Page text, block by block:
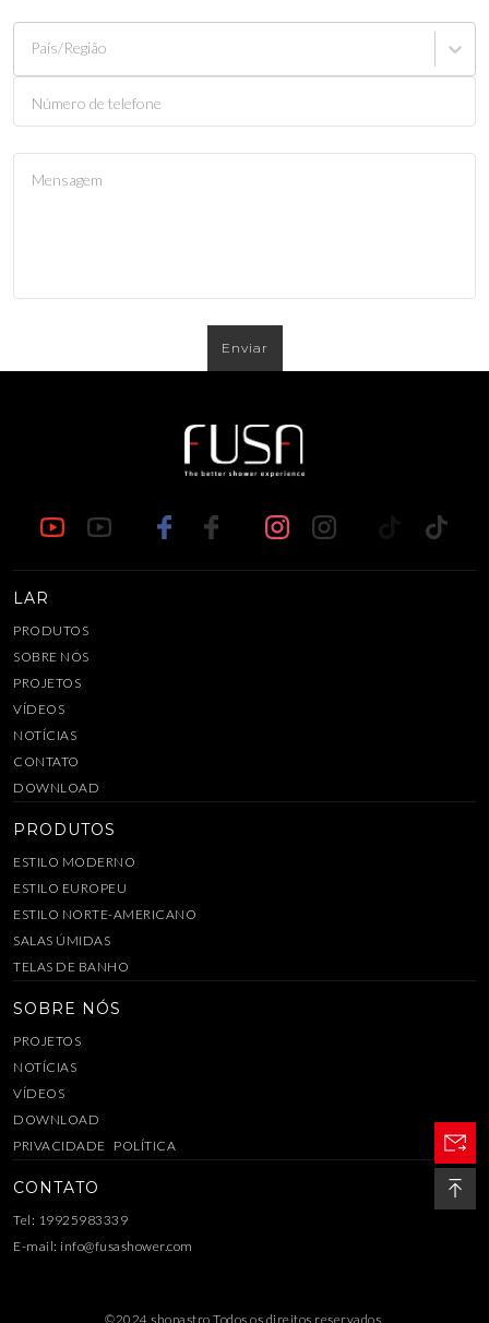
País/Região
Número de telefone
Mensagem
Enviar
LAR
PRODUTOS
SOBRE NÓS
PROJETOS
VÍDEOS
NOTÍCIAS
CONTATO
DOWNLOAD
PRODUTOS
ESTILO MODERNO
ESTILO EUROPEU
ESTILO NORTE-AMERICANO
SALAS ÚMIDAS
TELAS DE BANHO
SOBRE NÓS
PROJETOS
NOTÍCIAS
VÍDEOS
DOWNLOAD
PRIVACIDADE POLÍTICA
CONTATO
Tel: 19925983339
E-mail: info@fusashower.com
©2024 shopastro Todos os direitos reservados.